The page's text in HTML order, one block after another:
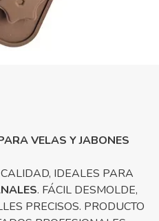
VELAS Y JABONES
IDEALES PARA
. FÁCIL DESMOLDE,
PRECISOS. PRODUCTO